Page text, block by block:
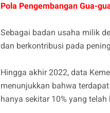
Pola Pengembangan Gua-
Sebagai badan usaha milik
dan berkontribusi pada
Hingga akhir 2022, data
menunjukkan bahwa
hanya sekitar 10% yang